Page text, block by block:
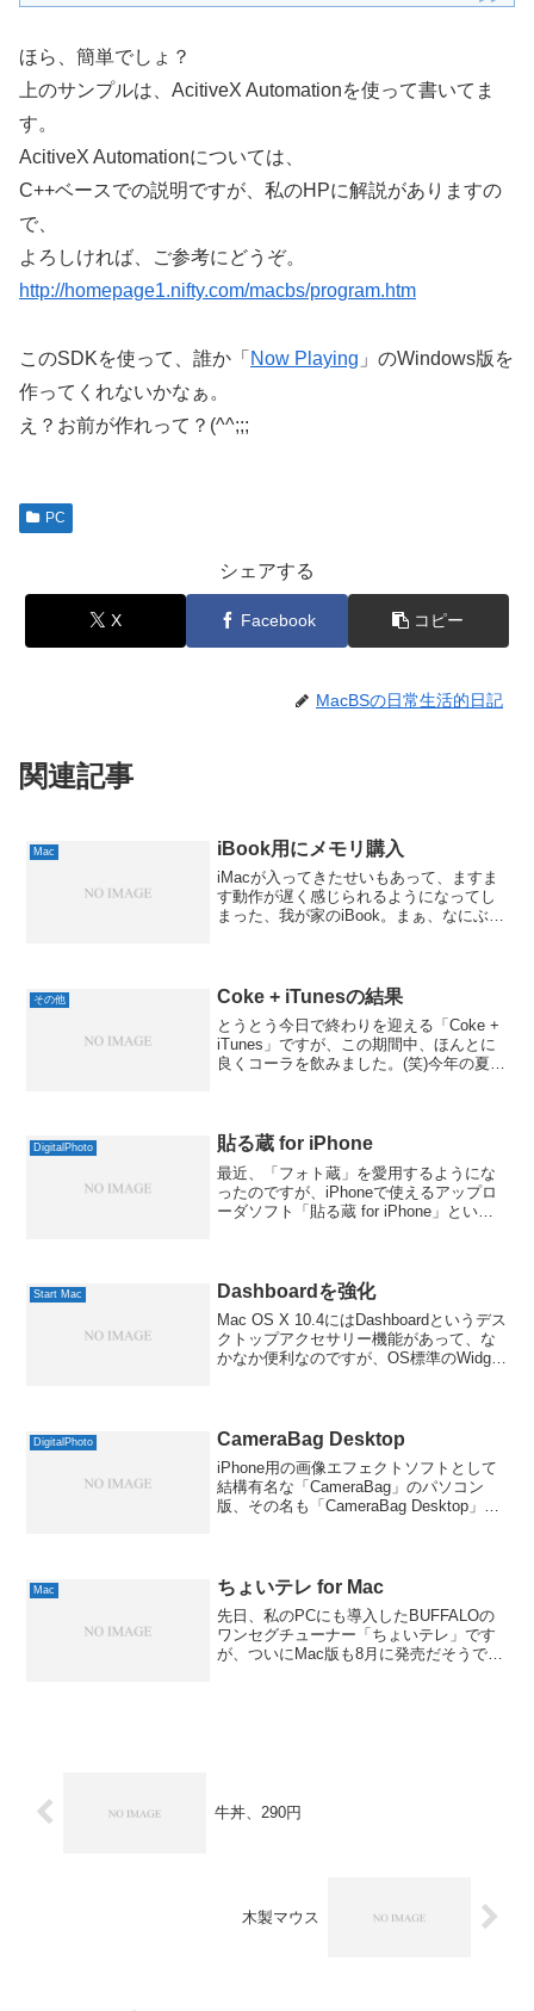
ほら、簡単でしょ？
上のサンプルは、AcitiveX Automationを使って書いてま
す。
AcitiveX Automationについては、
C++ベースでの説明ですが、私のHPに解説がありますの
で、
よろしければ、ご参考にどうぞ。
http://homepage1.nifty.com/macbs/program.htm
このSDKを使って、誰か「 Now Playing 」のWindows版を
作ってくれないかなぁ。
え？お前が作れって？(^^;;;
PC
シェアする
X Facebook コピー
MacBSの日常生活的日記
関連記事
Mac iBook用にメモリ購入
iMacが入ってきたせいもあって、ますま
す動作が遅く感じられるようになってし
まった、我が家のiBook。まぁ、なにぶん
その他 Coke + iTunesの結果
とうとう今日で終わりを迎える「Coke +
iTunes」ですが、この期間中、ほんとに
良くコーラを飲みました。(笑)今年の夏が
んと2...
DigitalPhoto 貼る蔵 for iPhone
最近、「フォト蔵」を愛用するようにな
ったのですが、iPhoneで使えるアップロ
ーダソフト「貼る蔵 for iPhone」という
Start Mac Dashboardを強化
Mac OS X 10.4にはDashboardというデス
クトップアクセサリー機能があって、な
かなか便利なのですが、OS標準のWidget
DigitalPhoto CameraBag Desktop
iPhone用の画像エフェクトソフトとして
結構有名な「CameraBag」のパソコン
版、その名も「CameraBag Desktop」と
Mac ちょいテレ for Mac
先日、私のPCにも導入したBUFFALOの
ワンセグチューナー「ちょいテレ」です
が、ついにMac版も8月に発売だそうで。
牛丼、290円
木製マウス